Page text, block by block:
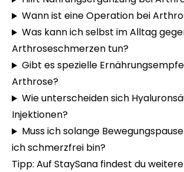
Wann ist eine Operation bei
Was kann ich selbst im Alltag
Arthroseschmerzen tun?
Gibt es spezielle
Arthrose?
Wie unterscheiden sich
Injektionen?
Muss ich solange
ich schmerzfrei bin?
Tipp: Auf StaySana findest du